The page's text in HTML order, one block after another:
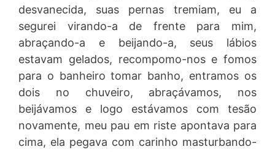
desvanecida, suas pernas tremiam, eu a
segurei virando-a de frente para mim,
abraçando-a e beijando-a, seus lábios
estavam gelados, recompomo-nos e fomos
para o banheiro tomar banho, entramos os
dois no chuveiro, abraçávamos, nos
beijávamos e logo estávamos com tesão
novamente, meu pau em riste apontava para
cima, ela pegava com carinho masturbando-